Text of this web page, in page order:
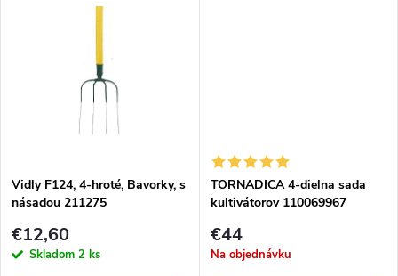
o
v
o
v
Vidly F124, 4-hroté, Bavorky, s
násadou 211275
€12,60
Skladom 2 ks
TORNADICA 4-dielna sada
kultivátorov 110069967
€44
Na objednávku